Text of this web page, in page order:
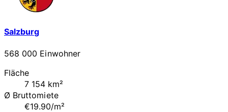
Salzburg
568 000 Einwohner
Fläche
7 154 km²
Ø Bruttomiete
€19.90/m²